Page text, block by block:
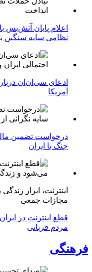
اعلام پایان آتش‌بس
نظامی سایه سنگین
ادعای سی‌ان‌ان
آمریکا
درخواست تضمین
جنگ با ایران
اینترنت، ابزار
مجازات جمعی
قطع اینترنت در
مردم قربانی
فرهنگی